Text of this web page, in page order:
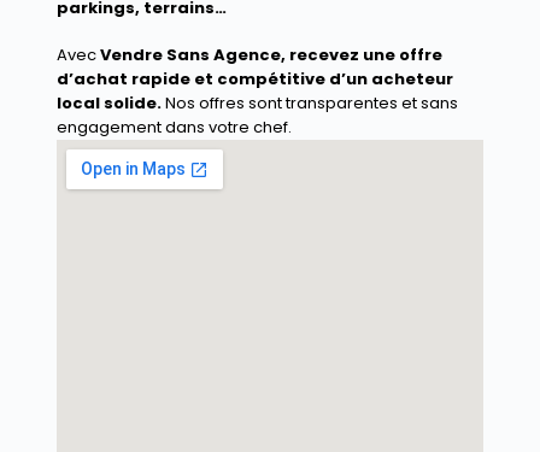
parkings, terrains…
AvecVendre Sans Agence, recevez une offre
d’achat rapide et compétitive d’un acheteur
local solide.Nos offres sont transparentes et sans
engagement dans votre chef.